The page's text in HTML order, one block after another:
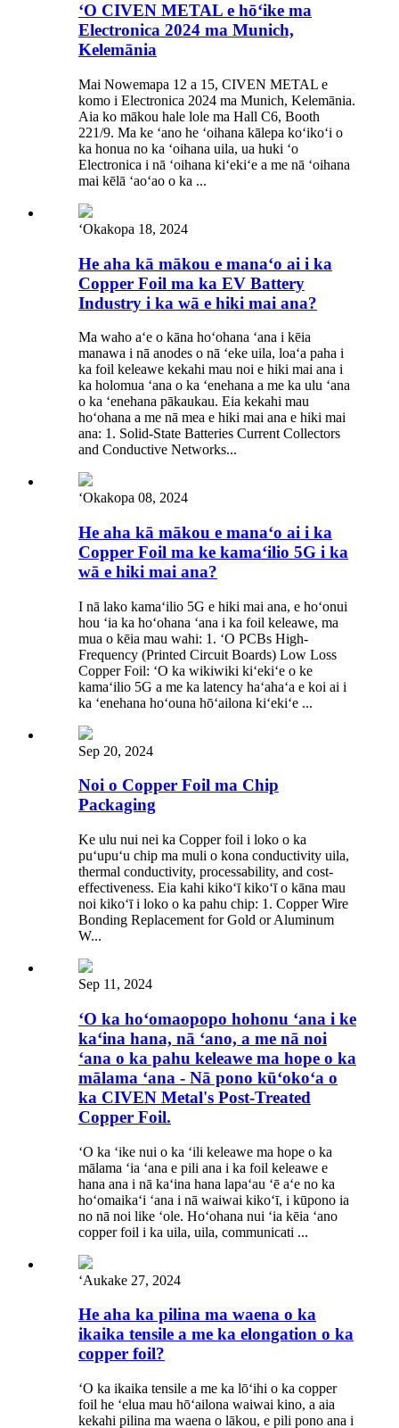
ʻO CIVEN METAL e hōʻike ma
Electronica 2024 ma Munich,
Kelemānia
Mai Nowemapa 12 a 15, CIVEN METAL e
komo i Electronica 2024 ma Munich, Kelemānia.
Aia ko mākou hale lole ma Hall C6, Booth
221/9. Ma ke ʻano he ʻoihana kālepa koʻikoʻi o
ka honua no ka ʻoihana uila, ua huki ʻo
Electronica i nā ʻoihana kiʻekiʻe a me nā ʻoihana
mai kēlā ʻaoʻao o ka ...
ʻOkakopa 18, 2024
He aha kā mākou e manaʻo ai i ka
Copper Foil ma ka EV Battery
Industry i ka wā e hiki mai ana?
Ma waho aʻe o kāna hoʻohana ʻana i kēia
manawa i nā anodes o nā ʻeke uila, loaʻa paha i
ka foil keleawe kekahi mau noi e hiki mai ana i
ka holomua ʻana o ka ʻenehana a me ka ulu ʻana
o ka ʻenehana pākaukau. Eia kekahi mau
hoʻohana a me nā mea e hiki mai ana e hiki mai
ana: 1. Solid-State Batteries Current Collectors
and Conductive Networks...
ʻOkakopa 08, 2024
He aha kā mākou e manaʻo ai i ka
Copper Foil ma ke kamaʻilio 5G i ka
wā e hiki mai ana?
I nā lako kamaʻilio 5G e hiki mai ana, e hoʻonui
hou ʻia ka hoʻohana ʻana i ka foil keleawe, ma
mua o kēia mau wahi: 1. ʻO PCBs High-
Frequency (Printed Circuit Boards) Low Loss
Copper Foil: ʻO ka wikiwiki kiʻekiʻe o ke
kamaʻilio 5G a me ka latency haʻahaʻa e koi ai i
ka ʻenehana hoʻouna hōʻailona kiʻekiʻe ...
Sep 20, 2024
Noi o Copper Foil ma Chip
Packaging
Ke ulu nui nei ka Copper foil i loko o ka
puʻupuʻu chip ma muli o kona conductivity uila,
thermal conductivity, processability, and cost-
effectiveness. Eia kahi kikoʻī kikoʻī o kāna mau
noi kikoʻī i loko o ka pahu chip: 1. Copper Wire
Bonding Replacement for Gold or Aluminum
W...
Sep 11, 2024
ʻO ka hoʻomaopopo hohonu ʻana i ke
kaʻina hana, nā ʻano, a me nā noi
ʻana o ka pahu keleawe ma hope o ka
mālama ʻana - Nā pono kūʻokoʻa o
ka CIVEN Metal's Post-Treated
Copper Foil.
ʻO ka ʻike nui o ka ʻili keleawe ma hope o ka
mālama ʻia ʻana e pili ana i ka foil keleawe e
hana ana i nā kaʻina hana lapaʻau ʻē aʻe no ka
hoʻomaikaʻi ʻana i nā waiwai kikoʻī, i kūpono ia
no nā noi like ʻole. Hoʻohana nui ʻia kēia ʻano
copper foil i ka uila, uila, communicati ...
ʻAukake 27, 2024
He aha ka pilina ma waena o ka
ikaika tensile a me ka elongation o ka
copper foil?
ʻO ka ikaika tensile a me ka lōʻihi o ka copper
foil he ʻelua mau hōʻailona waiwai kino, a aia
kekahi pilina ma waena o lākou, e pili pono ana i